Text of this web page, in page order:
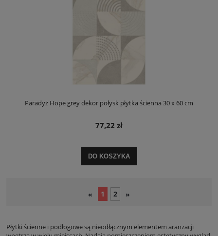
Paradyż Hope grey dekor połysk płytka ścienna 30 x 60 cm
77,22 zł
DO KOSZYKA
« 1 2 »
Płytki ścienne i podłogowe są nieodłącznym elementem aranżacji